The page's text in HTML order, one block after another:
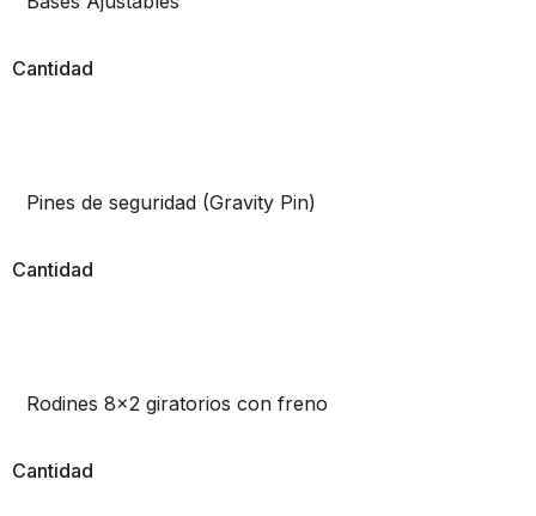
Cantidad
Pines de seguridad (Gravity Pin)
Cantidad
Rodines 8x2 giratorios con freno
Cantidad